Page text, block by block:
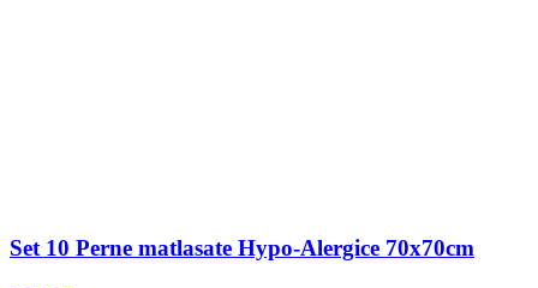
Set 10 Perne matlasate Hypo-Alergice 70x70cm